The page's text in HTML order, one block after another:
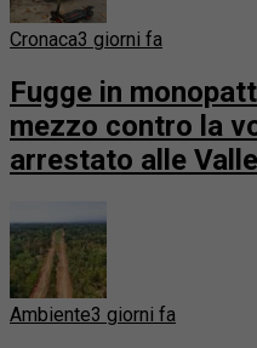
Cronaca3 giorni fa
Fugge in
mezzo contro la
arrestato alle
Ambiente3 giorni fa